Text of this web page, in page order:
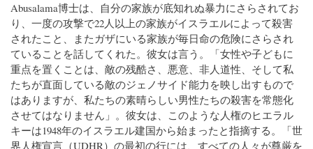
Abusalama博士は、自分の家族が底知れぬ暴力にさらされてお
り、一度の攻撃で22人以上の家族がイスラエルによって殺害
されたこと、またガザにいる家族が毎日命の危険にさらされ
ていることを話してくれた。彼女は言う。「女性や子どもに
重点を置くことは、敵の残酷さ、悪意、非人道性、そして私
たちが直面している敵のジェノサイド能力を映し出すもので
はありますが、私たちの素晴らしい男性たちの殺害を常態化
させてはなりません」。彼女は、このような人権のヒエラル
キーは1948年のイスラエル建国から始まったと指摘する。「世
界人権宣言（UDHR）の最初の行には、すべての人々が尊厳を